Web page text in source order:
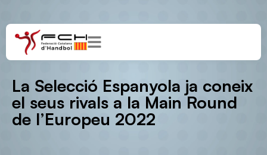
La Selecció Espanyola ja coneix
el seus rivals a la Main Round
de l’Europeu 2022